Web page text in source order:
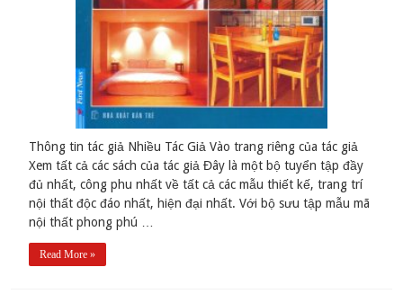
Thông tin tác giả Nhiều Tác Giả Vào trang riêng của tác giả
Xem tất cả các sách của tác giả Đây là một bộ tuyển tập đầy
đủ nhất, công phu nhất về tất cả các mẫu thiết kế, trang trí
nội thất độc đáo nhất, hiện đại nhất. Với bộ sưu tập mẫu mã
nội thất phong phú …
Read More »